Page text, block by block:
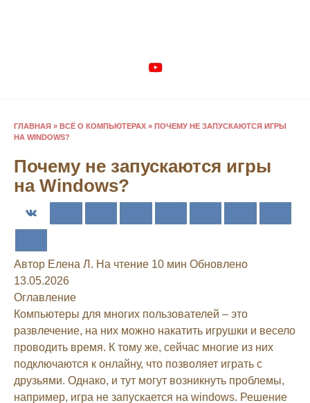
ГЛАВНАЯ » ВСЁ О КОМПЬЮТЕРАХ » ПОЧЕМУ НЕ ЗАПУСКАЮТСЯ ИГРЫ
НА WINDOWS?
Почему не запускаются игры
на Windows?
Автор Елена Л. На чтение 10 мин Обновлено
13.05.2026
Оглавление
Компьютеры для многих пользователей – это
развлечение, на них можно накатить игрушки и весело
проводить время. К тому же, сейчас многие из них
подключаются к онлайну, что позволяет играть с
друзьями. Однако, и тут могут возникнуть проблемы,
например, игра не запускается на windows. Решение